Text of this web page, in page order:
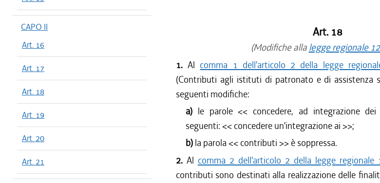
CAPO II
Art. 16
Art. 17
Art. 18
Art. 19
Art. 20
Art. 21
Art. 18
(Modifiche alla legge regionale
1.Al comma 1 dell'articolo 2 della legge
(Contributi agli istituti di patronato e di assistenza
seguenti modifiche:
a) le parole << concedere, ad integrazione dei
seguenti: << concedere un'integrazione ai >>;
b) la parola << contributi >> è soppressa.
2. Al comma 2 dell'articolo 2 della legge regionale
contributi sono destinati alla realizzazione delle